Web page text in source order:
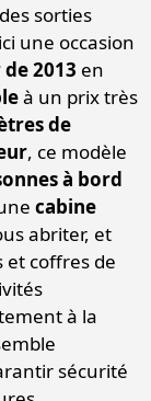
sorties
une occasion
2013 en
à un prix très
de
, ce modèle
à bord
cabine
abriter, et
et coffres de
à la
sécurité